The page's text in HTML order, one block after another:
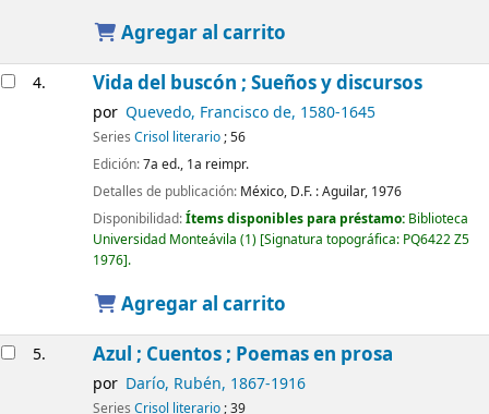
Agregar al carrito
4. Vida del buscón ; Sueños y discursos
por Quevedo, Francisco de, 1580-1645
Series Crisol literario; 56
Edición:7a ed., 1a reimpr.
Detalles de publicación: México, D.F. :Aguilar, 1976
Disponibilidad:Ítems disponibles para préstamo: Biblioteca
Universidad Monteávila (1) Signatura topográfica: PQ6422 Z5
1976 .
Agregar al carrito
5. Azul ; Cuentos ; Poemas en prosa
por Darío, Rubén, 1867-1916
Series Crisol literario; 39